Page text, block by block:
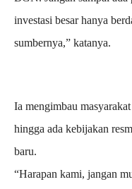
investasi besar hanya
sumbernya,” katanya.
Ia mengimbau
hingga ada kebijakan
baru.
“Harapan kami, jangan